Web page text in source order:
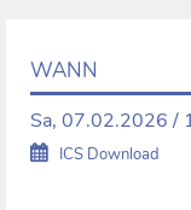
WANN
Sa, 07.02.2026 /
ICS Download